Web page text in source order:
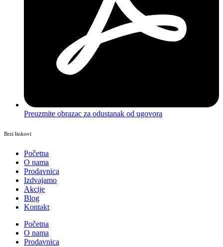
Preuzmite obrazac za odustanak od ugovora
Brzi linkovi
Početna
O nama
Prodavnica
Izdvajamo
Akcije
Blog
Kontakt
Početna
O nama
Prodavnica